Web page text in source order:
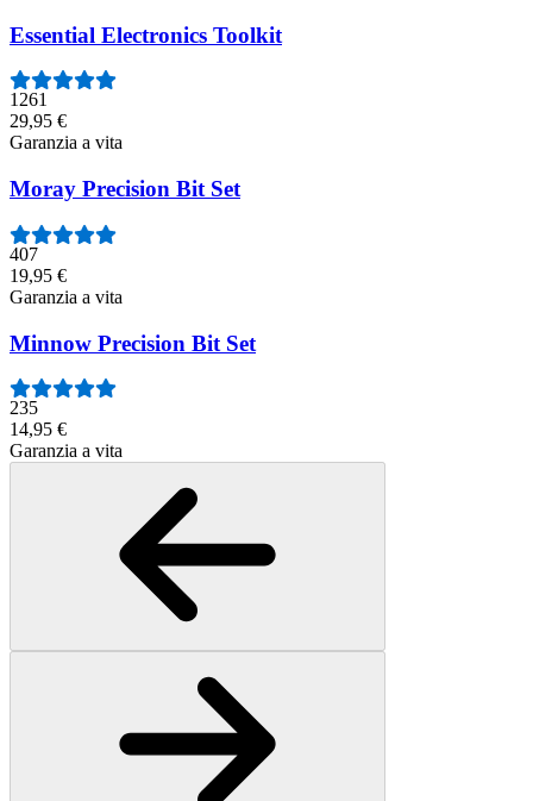
Essential Electronics Toolkit
1261
29,95 €
Garanzia a vita
Moray Precision Bit Set
407
19,95 €
Garanzia a vita
Minnow Precision Bit Set
235
14,95 €
Garanzia a vita